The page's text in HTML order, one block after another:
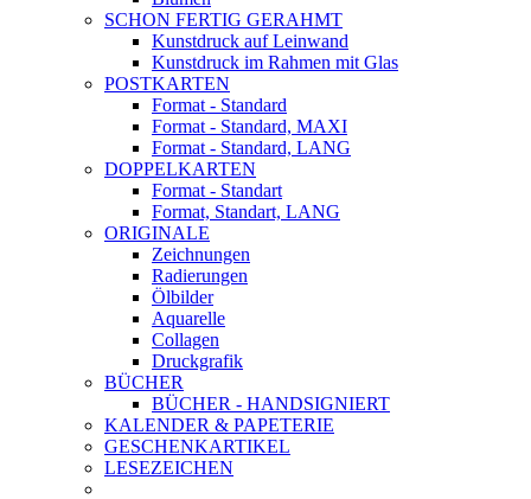
SCHON FERTIG GERAHMT
Kunstdruck auf Leinwand
Kunstdruck im Rahmen mit Glas
POSTKARTEN
Format - Standard
Format - Standard, MAXI
Format - Standard, LANG
DOPPELKARTEN
Format - Standart
Format, Standart, LANG
ORIGINALE
Zeichnungen
Radierungen
Ölbilder
Aquarelle
Collagen
Druckgrafik
BÜCHER
BÜCHER - HANDSIGNIERT
KALENDER & PAPETERIE
GESCHENKARTIKEL
LESEZEICHEN